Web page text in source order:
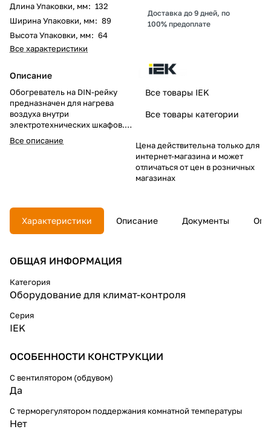
Длина Упаковки, мм: 132
Ширина Упаковки, мм: 89
Высота Упаковки, мм: 64
Все характеристики
Описание
Обогреватель на DIN-рейку
предназначен для нагрева
воздуха внутри
электротехнических шкафов.
Создаваемый конвекционных
воздушный поток
замерзании при перепадах
температуры, а также коррозии
металлических элементов
Наличие калорифера с
саморегулированием
циркуляцию нагретого воздуха
внутри шкафа и позволяет
установке в паре с
терморегулятором
требуемой температуры внутри
стабильной работы
установленного оборудования.
Может быть использован в
электрооборудовании
переменного тока частотой 50
Гц и напряжением до 230 В.
Все описание
Доставка до 9 дней, по
100% предоплате
Все товары IEK
Все товары категории
Цена действительна только для
интернет-магазина и может
отличаться от цен в розничных
магазинах
Характеристики Описание Документы
ОБЩАЯ ИНФОРМАЦИЯ
Категория
Оборудование для климат-контроля
Серия
IEK
ОСОБЕННОСТИ КОНСТРУКЦИИ
С вентилятором (обдувом)
Да
С терморегулятором поддержания комнатной температуры
Нет